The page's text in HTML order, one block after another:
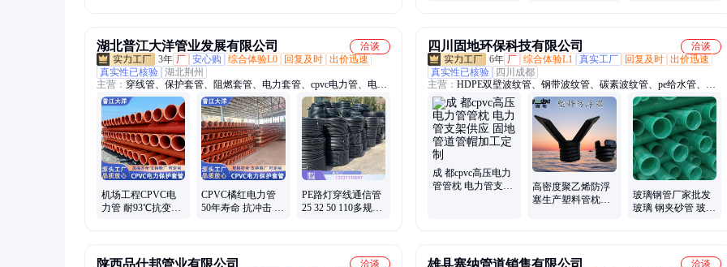
湖北普江大洋管业发展有限公司
洽谈
3年 厂 安心购 综合体验L0 回复及时 出价迅速
真实性已核验 湖北荆州
主营： 穿线管、保护套管、阻燃套管、电力套管、cpvc电力管、电力
管、电力保护套管、电力排管、PE给水管、hdpe双壁波纹管、pvc电
工阻燃线管
机场工程CPVC电
力管 耐93℃抗变形
CPVC橘红电力管
50年寿命 抗冲击 电
PE路灯穿线通信管
25 32 50 110多规格
四川固地环保科技有限公司
洽谈
6年 厂 综合体验L1 真实工厂 回复及时 出价迅速
真实性已核验
四川成都
主营： HDPE双壁波纹管、钢带波纹管、碳素波纹管、pe给水管、电
力管、玻璃钢电力管、mpp电力管、钢丝网骨架管、七孔管、化粪
池、钢波纹涵管、pvc双壁波纹管、mpve双壁波纹管
成 都cpvc高压电力
管管枕 电力管支架
高密度聚乙烯防浮
塞生产塑料管枕管
玻璃钢管厂家批发
玻璃 钢夹砂管 玻璃
陕西品仕邦管业有限公司
洽谈
雄县塞纳管道销售有限公司
洽谈